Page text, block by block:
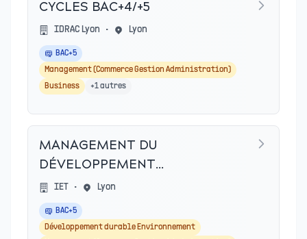
CYCLES BAC+4/+5
IDRAC Lyon • Lyon
BAC+5
Management (Commerce Gestion Administration)
Business
+1autres
MANAGEMENT DU
DÉVELOPPEMENT
STRATÉGIQUE ET
ENVIRONNEMENTAL
IET • Lyon
BAC+5
Développement durable Environnement